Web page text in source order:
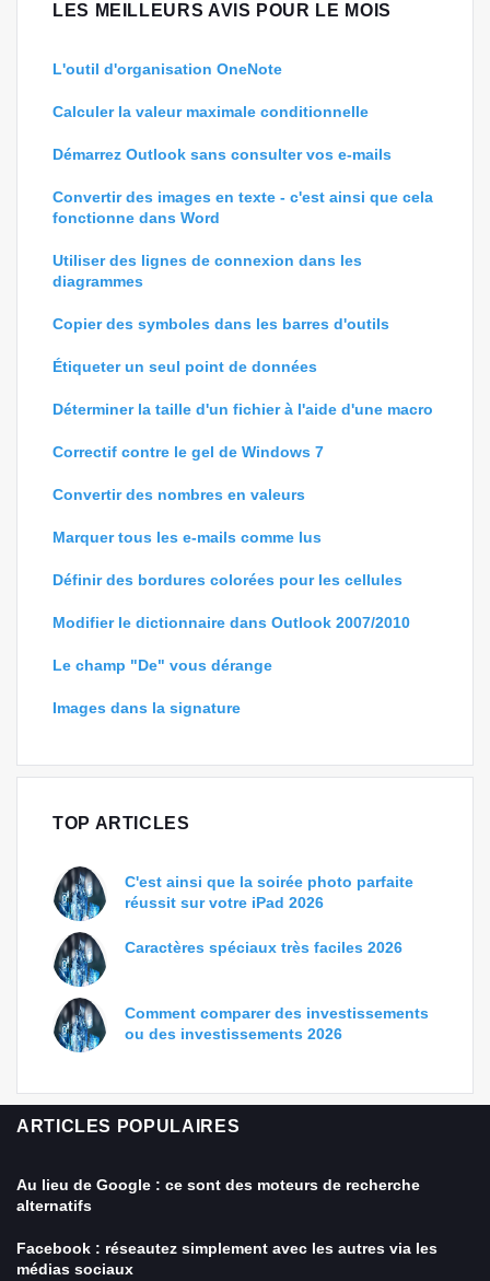
LES MEILLEURS AVIS POUR LE MOIS
L'outil d'organisation OneNote
Calculer la valeur maximale conditionnelle
Démarrez Outlook sans consulter vos e-mails
Convertir des images en texte - c'est ainsi que cela
fonctionne dans Word
Utiliser des lignes de connexion dans les
diagrammes
Copier des symboles dans les barres d'outils
Étiqueter un seul point de données
Déterminer la taille d'un fichier à l'aide d'une macro
Correctif contre le gel de Windows 7
Convertir des nombres en valeurs
Marquer tous les e-mails comme lus
Définir des bordures colorées pour les cellules
Modifier le dictionnaire dans Outlook 2007/2010
Le champ "De" vous dérange
Images dans la signature
TOP ARTICLES
C'est ainsi que la soirée photo parfaite
réussit sur votre iPad 2026
Caractères spéciaux très faciles 2026
Comment comparer des investissements
ou des investissements 2026
ARTICLES POPULAIRES
Au lieu de Google : ce sont des moteurs de recherche
alternatifs
Facebook : réseautez simplement avec les autres via les
médias sociaux